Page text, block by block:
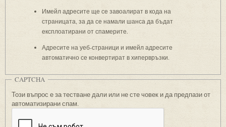
Имейл адресите ще се завоалират в кода на
страницата, за да се намали шанса да бъдат
експлоатирани от спамерите.
Адресите на уеб-страници и имейл адресите
автоматично се конвертират в хипервръзки.
CAPTCHA
Този въпрос е за тестване дали или не сте човек и да предпази от
автоматизирани спам.